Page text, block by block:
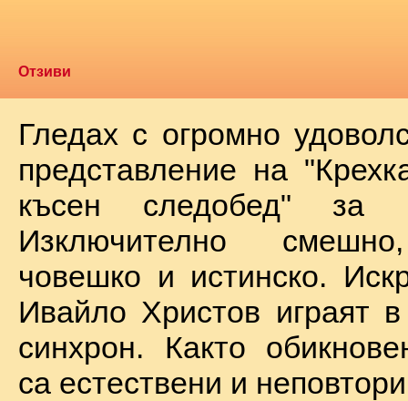
Отзиви
Гледах с огромно
представление на
късен следобед" за
Изключително
човешко и истинско.
Ивайло Христов играят
синхрон. Както
са естествени и